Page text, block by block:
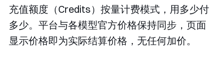
充值额度（Credits）按量计费模式，用多少付
多少。平台与各模型官方价格保持同步，页面
显示价格即为实际结算价格，无任何加价。